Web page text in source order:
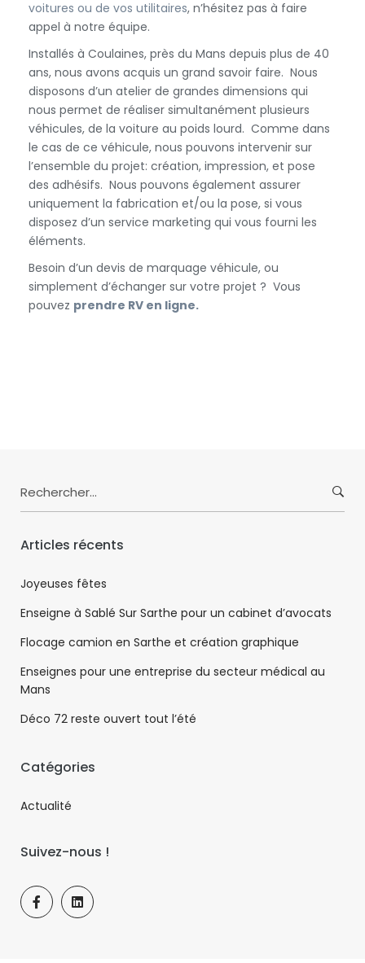
voitures ou de vos utilitaires, n’hésitez pas à faire
appel à notre équipe.
Installés à Coulaines, près du Mans depuis plus de 40
ans, nous avons acquis un grand savoir faire. Nous
disposons d’un atelier de grandes dimensions qui
nous permet de réaliser simultanément plusieurs
véhicules, de la voiture au poids lourd. Comme dans
le cas de ce véhicule, nous pouvons intervenir sur
l’ensemble du projet: création, impression, et pose
des adhésifs. Nous pouvons également assurer
uniquement la fabrication et/ou la pose, si vous
disposez d’un service marketing qui vous fourni les
éléments.
Besoin d’un devis de marquage véhicule, ou
simplement d’échanger sur votre projet ? Vous
pouvez prendre RV en ligne.
for:
Articles récents
Joyeuses fêtes
Enseigne à Sablé Sur Sarthe pour un cabinet d’avocats
Flocage camion en Sarthe et création graphique
Enseignes pour une entreprise du secteur médical au
Mans
Déco 72 reste ouvert tout l’été
Catégories
Actualité
Suivez-nous !